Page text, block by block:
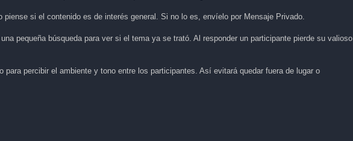
si el contenido es de interés general. Si no lo es, envíelo por Mensaje Privado.
pequeña búsqueda para ver si el tema ya se trató. Al responder un participante pierde su valioso
percibir el ambiente y tono entre los participantes. Así evitará quedar fuera de lugar o